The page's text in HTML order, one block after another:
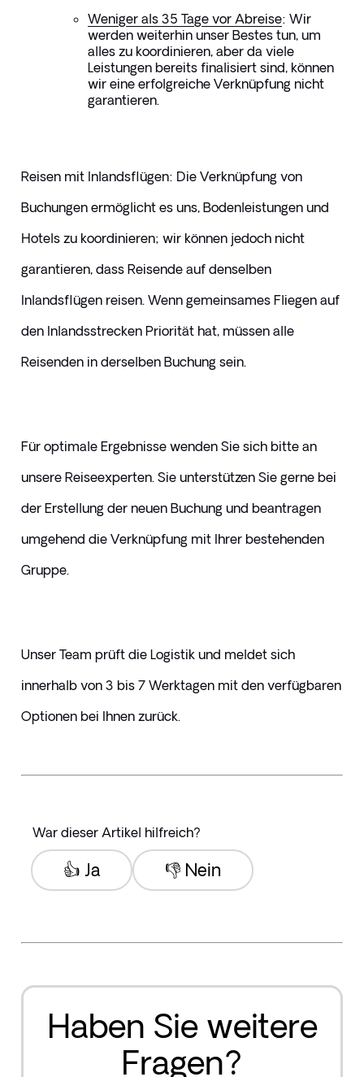
Weniger als 35 Tage vor Abreise: Wir
werden weiterhin unser Bestes tun, um
alles zu koordinieren, aber da viele
Leistungen bereits finalisiert sind, können
wir eine erfolgreiche Verknüpfung nicht
garantieren.
Reisen mit Inlandsflügen: Die Verknüpfung von
Buchungen ermöglicht es uns, Bodenleistungen und
Hotels zu koordinieren; wir können jedoch nicht
garantieren, dass Reisende auf denselben
Inlandsflügen reisen. Wenn gemeinsames Fliegen auf
den Inlandsstrecken Priorität hat, müssen alle
Reisenden in derselben Buchung sein.
Für optimale Ergebnisse wenden Sie sich bitte an
unsere Reiseexperten. Sie unterstützen Sie gerne bei
der Erstellung der neuen Buchung und beantragen
umgehend die Verknüpfung mit Ihrer bestehenden
Gruppe.
Unser Team prüft die Logistik und meldet sich
innerhalb von 3 bis 7 Werktagen mit den verfügbaren
Optionen bei Ihnen zurück.
War dieser Artikel hilfreich?
👎 Nein
👍 Ja
Haben Sie weitere
Fragen?